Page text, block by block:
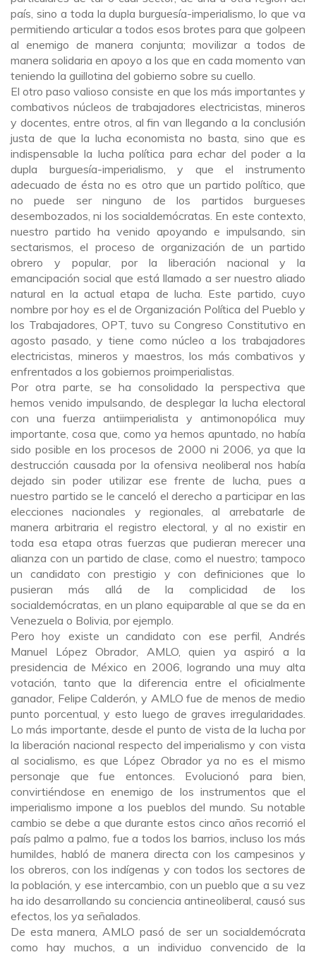
país, sino a toda la dupla burguesía-imperialismo, lo que va
permitiendo articular a todos esos brotes para que golpeen
al enemigo de manera conjunta; movilizar a todos de
manera solidaria en apoyo a los que en cada momento van
teniendo la guillotina del gobierno sobre su cuello.
El otro paso valioso consiste en que los más importantes y
combativos núcleos de trabajadores electricistas, mineros
y docentes, entre otros, al fin van llegando a la conclusión
justa de que la lucha economista no basta, sino que es
indispensable la lucha política para echar del poder a la
dupla burguesía-imperialismo, y que el instrumento
adecuado de ésta no es otro que un partido político, que
no puede ser ninguno de los partidos burgueses
desembozados, ni los socialdemócratas. En este contexto,
nuestro partido ha venido apoyando e impulsando, sin
sectarismos, el proceso de organización de un partido
obrero y popular, por la liberación nacional y la
emancipación social que está llamado a ser nuestro aliado
natural en la actual etapa de lucha. Este partido, cuyo
nombre por hoy es el de Organización Política del Pueblo y
los Trabajadores, OPT, tuvo su Congreso Constitutivo en
agosto pasado, y tiene como núcleo a los trabajadores
electricistas, mineros y maestros, los más combativos y
enfrentados a los gobiernos proimperialistas.
Por otra parte, se ha consolidado la perspectiva que
hemos venido impulsando, de desplegar la lucha electoral
con una fuerza antiimperialista y antimonopólica muy
importante, cosa que, como ya hemos apuntado, no había
sido posible en los procesos de 2000 ni 2006, ya que la
destrucción causada por la ofensiva neoliberal nos había
dejado sin poder utilizar ese frente de lucha, pues a
nuestro partido se le canceló el derecho a participar en las
elecciones nacionales y regionales, al arrebatarle de
manera arbitraria el registro electoral, y al no existir en
toda esa etapa otras fuerzas que pudieran merecer una
alianza con un partido de clase, como el nuestro; tampoco
un candidato con prestigio y con definiciones que lo
pusieran más allá de la complicidad de los
socialdemócratas, en un plano equiparable al que se da en
Venezuela o Bolivia, por ejemplo.
Pero hoy existe un candidato con ese perfil, Andrés
Manuel López Obrador, AMLO, quien ya aspiró a la
presidencia de México en 2006, logrando una muy alta
votación, tanto que la diferencia entre el oficialmente
ganador, Felipe Calderón, y AMLO fue de menos de medio
punto porcentual, y esto luego de graves irregularidades.
Lo más importante, desde el punto de vista de la lucha por
la liberación nacional respecto del imperialismo y con vista
al socialismo, es que López Obrador ya no es el mismo
personaje que fue entonces. Evolucionó para bien,
convirtiéndose en enemigo de los instrumentos que el
imperialismo impone a los pueblos del mundo. Su notable
cambio se debe a que durante estos cinco años recorrió el
país palmo a palmo, fue a todos los barrios, incluso los más
humildes, habló de manera directa con los campesinos y
los obreros, con los indígenas y con todos los sectores de
la población, y ese intercambio, con un pueblo que a su vez
ha ido desarrollando su conciencia antineoliberal, causó sus
efectos, los ya señalados.
De esta manera, AMLO pasó de ser un socialdemócrata
como hay muchos, a un individuo convencido de la